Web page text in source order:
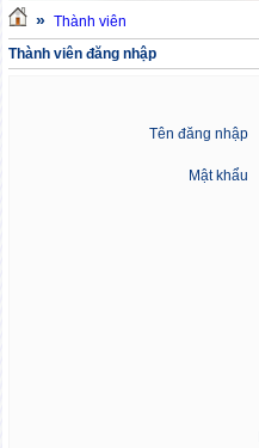
» Thành viên
Thành viên đăng nhập
Tên đăng nhập
Mật khẩu